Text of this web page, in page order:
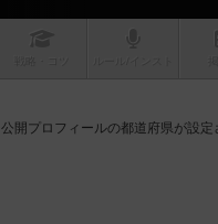
プロフィールの都道府県が設